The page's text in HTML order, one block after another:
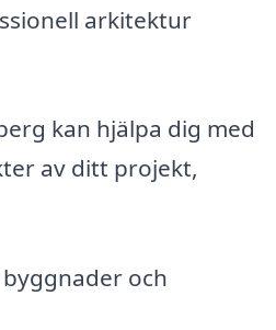
arkitektur
kan hjälpa dig med
av ditt projekt,
och